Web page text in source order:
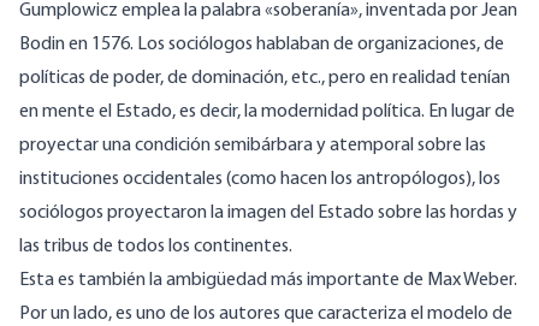
Gumplowicz emplea la palabra «soberanía», inventada por Jean
Bodin en 1576. Los sociólogos hablaban de organizaciones, de
políticas de poder, de dominación, etc., pero en realidad tenían
en mente el Estado, es decir, la modernidad política. En lugar de
proyectar una condición semibárbara y atemporal sobre las
instituciones occidentales (como hacen los antropólogos), los
sociólogos proyectaron la imagen del Estado sobre las hordas y
las tribus de todos los continentes.
Esta es también la ambigüedad más importante de Max Weber.
Por un lado, es uno de los autores que caracteriza el modelo de